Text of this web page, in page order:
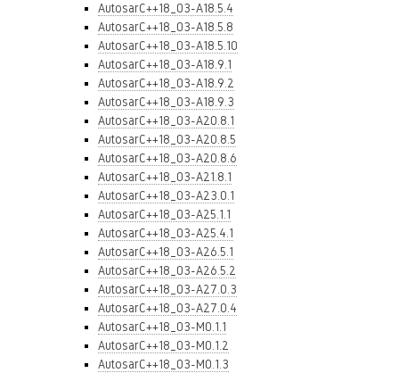
AutosarC++18_03-A18.5.4
AutosarC++18_03-A18.5.8
AutosarC++18_03-A18.5.10
AutosarC++18_03-A18.9.1
AutosarC++18_03-A18.9.2
AutosarC++18_03-A18.9.3
AutosarC++18_03-A20.8.1
AutosarC++18_03-A20.8.5
AutosarC++18_03-A20.8.6
AutosarC++18_03-A21.8.1
AutosarC++18_03-A23.0.1
AutosarC++18_03-A25.1.1
AutosarC++18_03-A25.4.1
AutosarC++18_03-A26.5.1
AutosarC++18_03-A26.5.2
AutosarC++18_03-A27.0.3
AutosarC++18_03-A27.0.4
AutosarC++18_03-M0.1.1
AutosarC++18_03-M0.1.2
AutosarC++18_03-M0.1.3